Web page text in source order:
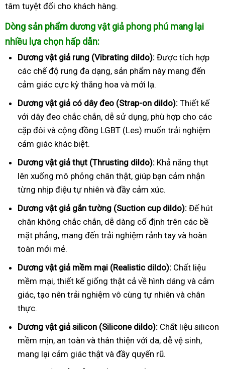
tâm tuyệt đối cho khách hàng.
Dòng sản phẩm dương vật giả phong phú mang lại
nhiều lựa chọn hấp dẫn:
Dương vật giả rung (Vibrating dildo): Được tích hợp
các chế độ rung đa dạng, sản phẩm này mang đến
cảm giác cực kỳ thăng hoa và mới lạ.
Dương vật giả có dây đeo (Strap-on dildo): Thiết kế
với dây đeo chắc chắn, dễ sử dụng, phù hợp cho các
cặp đôi và cộng đồng LGBT (Les) muốn trải nghiệm
cảm giác khác biệt.
Dương vật giả thụt (Thrusting dildo): Khả năng thụt
lên xuống mô phỏng chân thật, giúp bạn cảm nhận
từng nhịp điệu tự nhiên và đầy cảm xúc.
Dương vật giả gắn tường (Suction cup dildo): Đế hút
chân không chắc chắn, dễ dàng cố định trên các bề
mặt phẳng, mang đến trải nghiệm rảnh tay và hoàn
toàn mới mẻ.
Dương vật giả mềm mại (Realistic dildo): Chất liệu
mềm mại, thiết kế giống thật cả về hình dáng và cảm
giác, tạo nên trải nghiệm vô cùng tự nhiên và chân
thực.
Dương vật giả silicon (Silicone dildo): Chất liệu silicon
mềm mịn, an toàn và thân thiện với da, dễ vệ sinh,
mang lại cảm giác thật và đầy quyến rũ.